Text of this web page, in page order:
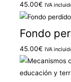
45.00€ IVA
Fondo
45.00€ IVA